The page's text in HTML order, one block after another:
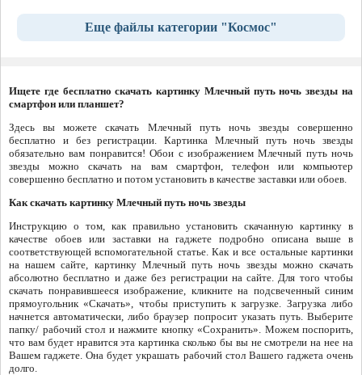
Еще файлы категории "Космос"
Ищете где бесплатно скачать картинку Млечный путь ночь звезды на
смартфон или планшет?
Здесь вы можете скачать Млечный путь ночь звезды совершенно
бесплатно и без регистрации. Картинка Млечный путь ночь звезды
обязательно вам понравится! Обои с изображением Млечный путь ночь
звезды можно скачать на вам смартфон, телефон или компьютер
совершенно бесплатно и потом установить в качестве заставки или обоев.
Как скачать картинку Млечный путь ночь звезды
Инструкцию о том, как правильно установить скачанную картинку в
качестве обоев или заставки на гаджете подробно описана выше в
соответствующей вспомогательной статье. Как и все остальные картинки
на нашем сайте, картинку Млечный путь ночь звезды можно скачать
абсолютно бесплатно и даже без регистрации на сайте. Для того чтобы
скачать понравившееся изображение, кликните на подсвеченный синим
прямоугольник «Скачать», чтобы приступить к загрузке. Загрузка либо
начнется автоматически, либо браузер попросит указать путь. Выберите
папку/ рабочий стол и нажмите кнопку «Сохранить». Можем поспорить,
что вам будет нравится эта картинка сколько бы вы не смотрели на нее на
Вашем гаджете. Она будет украшать рабочий стол Вашего гаджета очень
долго.